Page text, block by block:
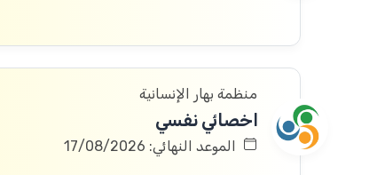
منظمة بهار الإنسانية
اخصائي نفسي
الموعد النهائي: 17/08/2026